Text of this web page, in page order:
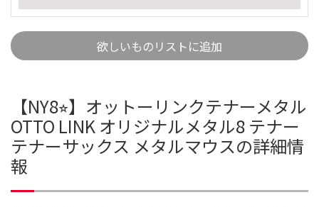
欲しいものリストに追加
【NY8⭐︎】オットーリンクテナーメタル
OTTO LINK オリジナルメタル8 テナー
テナーサックス メタルマウスの詳細情
報